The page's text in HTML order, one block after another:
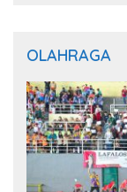
OLAHRAGA